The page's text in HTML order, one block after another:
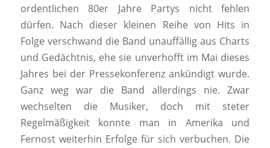
ordentlichen 80er Jahre Partys nicht fehlen
dürfen. Nach dieser kleinen Reihe von Hits in
Folge verschwand die Band unauffällig aus Charts
und Gedächtnis, ehe sie unverhofft im Mai dieses
Jahres bei der Pressekonferenz ankündigt wurde.
Ganz weg war die Band allerdings nie. Zwar
wechselten die Musiker, doch mit steter
Regelmäßigkeit konnte man in Amerika und
Fernost weiterhin Erfolge für sich verbuchen. Die